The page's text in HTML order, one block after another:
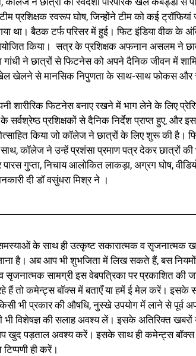
प्रशिक्षक स्वरूप घोष, जिन्होंने टीम को कई
था। बैठक टर्फ परिसर में हुई। फिट इंडिया वीक के
किया। सत्र के प्रशिक्षक अफनान असलम ने
ने छात्रों से फिटनेस को अपने दैनिक जीवन में
खेलने से मानसिक निपुणता के साथ-साथ फोकस और
शारीरिक फिटनेस बनाए रखने में भाग लेने के लिए
सर्वश्रेष्ठ प्रशिक्षकों से दैनिक निर्देश प्राप्त हुए, और
किया जो कॉलेज ने छात्रों के लिए शुरू की है।
कॉलेज ने उन्हें प्रशंसा प्रमाण पत्र देकर छात्रों की
पारस गुप्ता, निचाय आलोकित लाकड़ा, अग्रग घोष,
दी डॉ वसुंधरा मिश्र ने ।
के साथ ही उत्कृष्ट सकारात्मक व सृजनात्मक
है। अब आप भी शुभजिता में लिख सकते हैं, बस नियमों
सामग्री इस वेबपत्रिका पर प्रकाशित की
हैं तो कमेन्ट्स बॉक्स में बताएँ या हमें ई मेल करें। इसके
भी प्रकार की औषधि, नुस्खे उपयोग में लाने से पूर्व
भी विशेषज्ञ की सलाह अवश्य लें। इसके अतिरिक्त
आप खुद पड़ताल अवश्य करें। इसके साथ ही कमेन्ट्स बॉक्स
ही करें।